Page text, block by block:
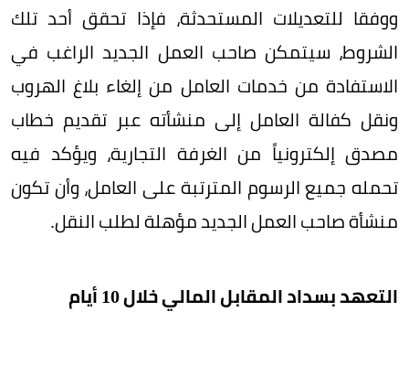
ووفقا للتعديلات المستحدثة، فإذا تحقق أحد تلك
الشروط، سيتمكن صاحب العمل الجديد الراغب في
الاستفادة من خدمات العامل من إلغاء بلاغ الهروب
ونقل كفالة العامل إلى منشأته عبر تقديم خطاب
مصدق إلكترونياً من الغرفة التجارية، ويؤكد فيه
تحمله جميع الرسوم المترتبة على العامل، وأن تكون
منشأة صاحب العمل الجديد مؤهلة لطلب النقل.
التعهد بسداد المقابل المالي خلال 10 أيام